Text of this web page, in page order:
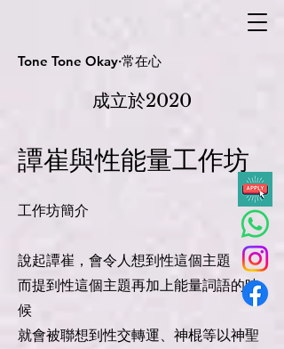
Tone Tone Okay·常在心
成立於2020
譚崔與性能量工作坊
工作坊簡介
說起譚崔，會令人想到性這個主題
而提到性這個主題再加上能量詞語的時
候
就會被聯想到性交轉運、神棍等以神聖